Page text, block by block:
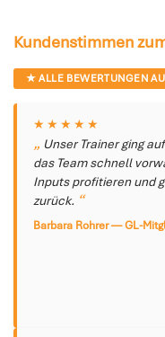
Kundenstimmen
★ ALLE BEWERTUNGEN
★★★★★
Unser Trainer ging
das Team schnell
Inputs profitieren und
zurück.
Barbara Rohrer — GL-